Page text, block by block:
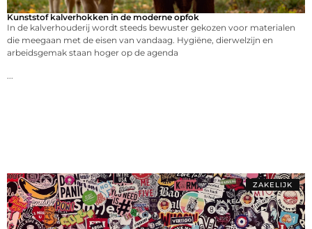
Kunststof kalverhokken in de moderne opfok
In de kalverhouderij wordt steeds bewuster gekozen voor materialen
die meegaan met de eisen van vandaag. Hygiëne, dierwelzijn en
arbeidsgemak staan hoger op de agenda
ZAKELIJK